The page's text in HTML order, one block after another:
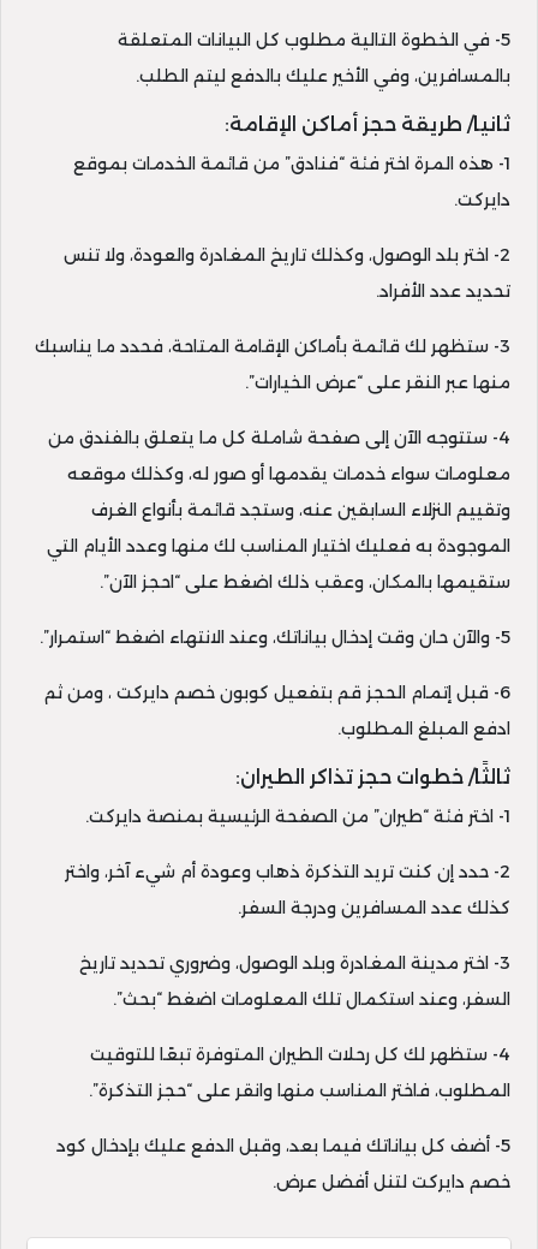
5- في الخطوة التالية مطلوب كل البيانات المتعلقة
بالمسافرين، وفي الأخير عليك بالدفع ليتم الطلب.
ثانيا/ طريقة حجز أماكن الإقامة:
1- هذه المرة اختر فئة “فنادق” من قائمة الخدمات بموقع
دايركت.
2- اختر بلد الوصول، وكذلك تاريخ المغادرة والعودة، ولا تنس
تحديد عدد الأفراد.
3- ستظهر لك قائمة بأماكن الإقامة المتاحة، فحدد ما يناسبك
منها عبر النقر على “عرض الخيارات”.
4- ستتوجه الآن إلى صفحة شاملة كل ما يتعلق بالفندق من
معلومات سواء خدمات يقدمها أو صور له، وكذلك موقعه
وتقييم النزلاء السابقين عنه، وستجد قائمة بأنواع الغرف
الموجودة به فعليك اختيار المناسب لك منها وعدد الأيام التي
ستقيمها بالمكان، وعقب ذلك اضغط على “احجز الآن”.
5- والآن حان وقت إدخال بياناتك، وعند الانتهاء اضغط “استمرار”.
6- قبل إتمام الحجز قم بتفعيل كوبون خصم دايركت ، ومن ثم
ادفع المبلغ المطلوب.
ثالثًا/ خطوات حجز تذاكر الطيران:
1- اختر فئة “طيران” من الصفحة الرئيسية بمنصة دايركت.
2- حدد إن كنت تريد التذكرة ذهاب وعودة أم شيء آخر، واختر
كذلك عدد المسافرين ودرجة السفر.
3- اختر مدينة المغادرة وبلد الوصول، وضروري تحديد تاريخ
السفر، وعند استكمال تلك المعلومات اضغط “بحث”.
4- ستظهر لك كل رحلات الطيران المتوفرة تبعًا للتوقيت
المطلوب، فاختر المناسب منها وانقر على “حجز التذكرة”.
5- أضف كل بياناتك فيما بعد، وقبل الدفع عليك بإدخال كود
خصم دايركت لتنل أفضل عرض.